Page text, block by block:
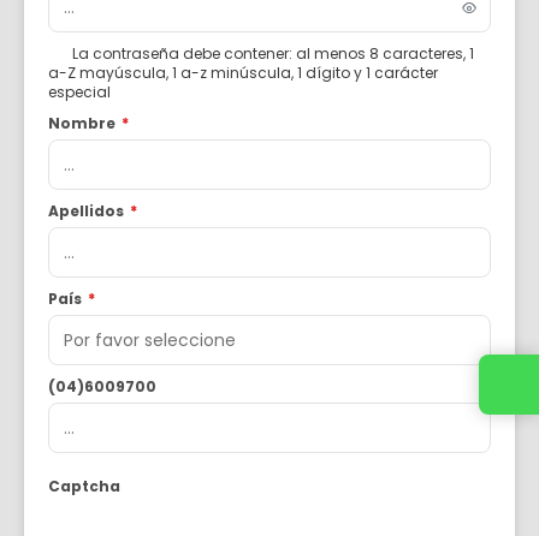
La contraseña debe contener: al menos 8 caracteres, 1
a-Z mayúscula, 1 a-z minúscula, 1 dígito y 1 carácter
especial
Nombre *
Apellidos *
País *
(04)6009700
Captcha
Contacta con tu asesor de confianza